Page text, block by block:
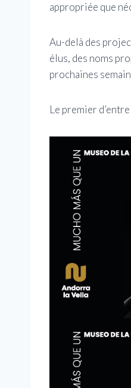
appropriée que
Au-delà des
élus, des noms
prochaines
Le premier